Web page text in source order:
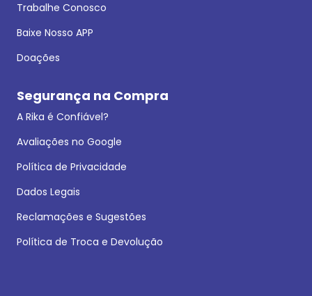
Trabalhe Conosco
Baixe Nosso APP
Doações
Segurança na Compra
A Rika é Confiável?
Avaliações no Google
Política de Privacidade
Dados Legais
Reclamações e Sugestões
Política de Troca e Devolução